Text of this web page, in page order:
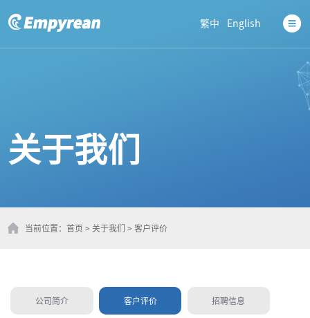
English
繁中
关于我们
当前位置：首页 > 关于我们 >客户评价
公司简介 客户评价 招聘信息